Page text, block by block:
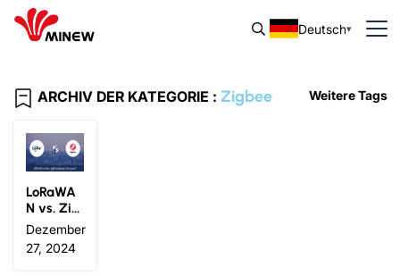
Deutsch
ARCHIV DER KATEGORIE : Zigbee Weitere Tags
LoRaWA
N vs. Zig
bee: Was
ist der U
nterschie
Dezember
27, 2024